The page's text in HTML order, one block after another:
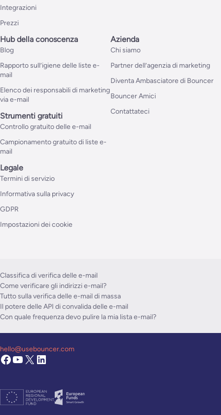
Integrazioni
Prezzi
Hub della conoscenza
Blog
Rapporto sull’igiene delle liste e-
mail
Elenco dei responsabili di marketing
via e-mail
Strumenti gratuiti
Controllo gratuito delle e-mail
Campionamento gratuito di liste e-
mail
Azienda
Chi siamo
Partner dell’agenzia di marketing
Diventa Ambasciatore di Bouncer
Bouncer Amici
Contattateci
Legale
Termini di servizio
Informativa sulla privacy
GDPR
Impostazioni dei cookie
Classifica di verifica delle e-mail
Come verificare gli indirizzi e-mail?
Tutto sulla verifica delle e-mail di massa
Il potere delle API di convalida delle e-mail
Con quale frequenza devo pulire la mia lista e-mail?
hello@usebouncer.com